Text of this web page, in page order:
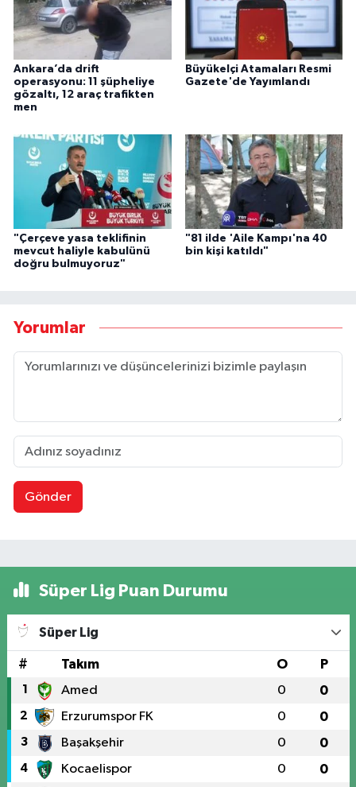
Ankara’da drift
operasyonu: 11 şüpheliye
gözaltı, 12 araç trafikten
men
Büyükelçi Atamaları Resmi
Gazete'de Yayımlandı
"Çerçeve yasa teklifinin
mevcut haliyle kabulünü
doğru bulmuyoruz"
"81 ilde 'Aile Kampı'na 40
bin kişi katıldı"
Yorumlar
Gönder
Süper Lig Puan Durumu
Süper Lig
# Takım O P
1 Amed 0 0
2 Erzurumspor FK 0 0
3 Başakşehir 0 0
4 Kocaelispor 0 0